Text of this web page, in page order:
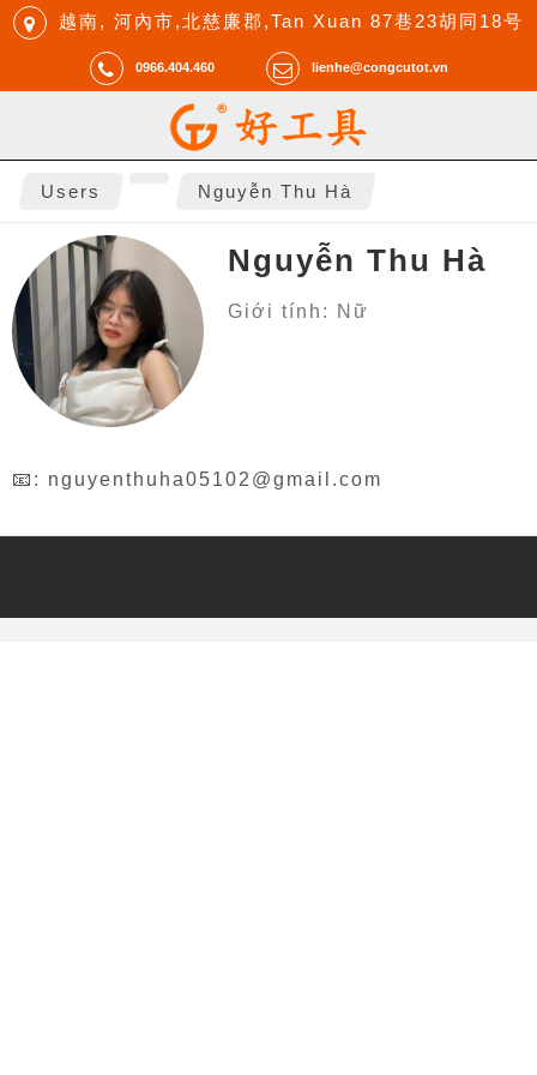
越南, 河內市,北慈廉郡,Tan Xuan 87巷23胡同18号
0966.404.460 lienhe@congcutot.vn
Users Nguyễn Thu Hà
Nguyễn Thu Hà
Giới tính: Nữ
📧: nguyenthuha05102@gmail.com